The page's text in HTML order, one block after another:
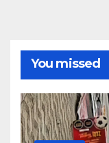
You missed